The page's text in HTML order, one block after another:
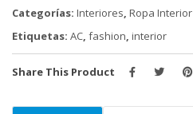
Categorías: Interiores, Ropa Interior
Etiquetas: AC, fashion, interior
Share This Product